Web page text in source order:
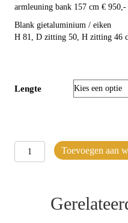
armleuning bank 157 cm € 950,-
Blank gietaluminium / eiken
H 81, D zitting 50, H zitting 46
Lengte
Armleuningbank
aantal
Toevoegen aan